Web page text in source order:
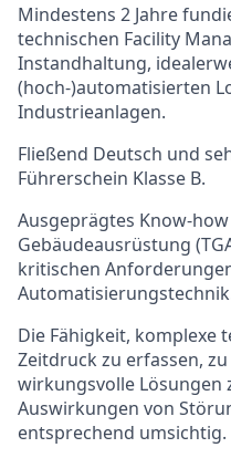
Mindestens 2 Jahre
technischen Facility
Instandhaltung,
(hoch-)automatisierten
Industrieanlagen.
Fließend Deutsch und
Führerschein Klasse B.
Ausgeprägtes Know-
Gebäudeausrüstung
kritischen
Die Fähigkeit, komplexe
Zeitdruck zu erfassen,
wirkungsvolle Lösungen
Auswirkungen von
entsprechend umsichtig.